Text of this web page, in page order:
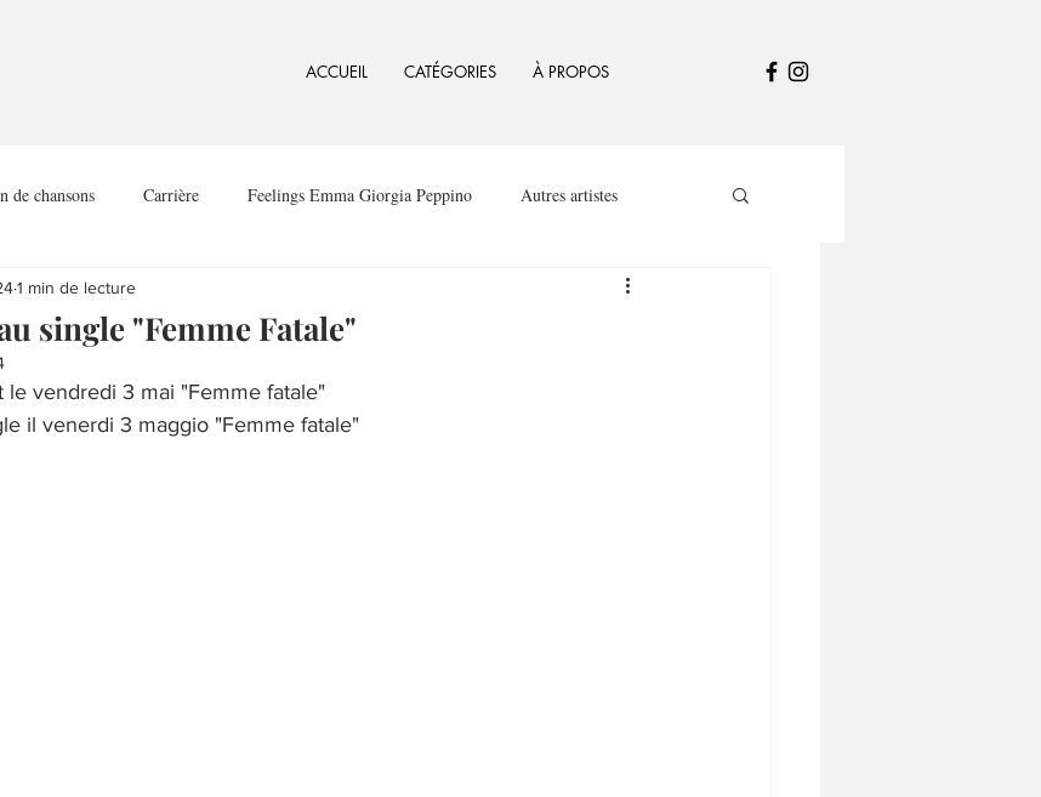
ACCUEIL CATÉGORIES À PROPOS
de chansons Carrière Feelings Emma Giorgia Peppino Autres artistes
single "Femme Fatale"
1 min de lecture
le vendredi 3 mai "Femme fatale"
il venerdi 3 maggio "Femme fatale"